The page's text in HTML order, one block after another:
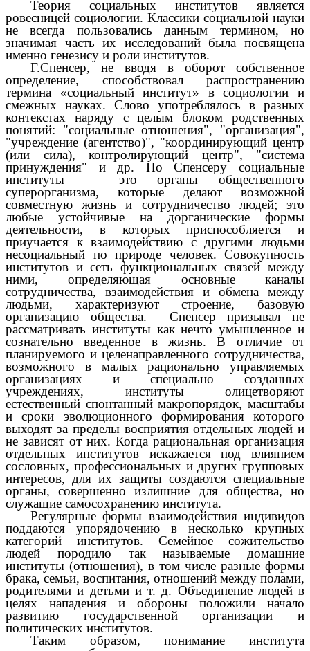
Теория социальных институтов является
ровесницей социологии. Классики социальной науки
не всегда пользовались данным термином, но
значимая часть их исследований была посвящена
именно генезису и роли институтов.
Г.Спенсер, не вводя в оборот собственное
определение, способствовал распространению
термина «социальный институт» в социологии и
смежных науках. Слово употреблялось в разных
контекстах наряду с целым блоком родственных
понятий: "социальные отношения", "организация",
"учреждение (агентство)", "координирующий центр
(или сила), контролирующий центр", "система
принуждения" и др. По Спенсеру социальные
институты — это органы общественного
суперорганизма, которые делают возможной
совместную жизнь и сотрудничество людей; это
любые устойчивые на дорганические формы
деятельности, в которых приспособляется и
приучается к взаимодействию с другими людьми
несоциальный по природе человек. Совокупность
институтов и сеть функциональных связей между
ними, определяющая основные каналы
сотрудничества, взаимодействия и обмена между
людьми, характеризуют строение, базовую
организацию общества. Спенсер призывал не
рассматривать институты как нечто умышленное и
сознательно введенное в жизнь. В отличие от
планируемого и целенаправленного сотрудничества,
возможного в малых рационально управляемых
организациях и специально созданных
учреждениях, институты олицетворяют
естественный спонтанный макропорядок, масштабы
и сроки эволюционного формирования которого
выходят за пределы восприятия отдельных людей и
не зависят от них. Когда рациональная организация
отдельных институтов искажается под влиянием
сословных, профессиональных и других групповых
интересов, для их защиты создаются специальные
органы, совершенно излишние для общества, но
служащие самосохранению института.
Регулярные формы взаимодействия индивидов
поддаются упорядочению в несколько крупных
категорий институтов. Семейное сожительство
людей породило так называемые домашние
институты (отношения), в том числе разные формы
брака, семьи, воспитания, отношений между полами,
родителями и детьми и т. д. Объединение людей в
целях нападения и обороны положили начало
развитию государственной организации и
политических институтов.
Таким образом, понимание института